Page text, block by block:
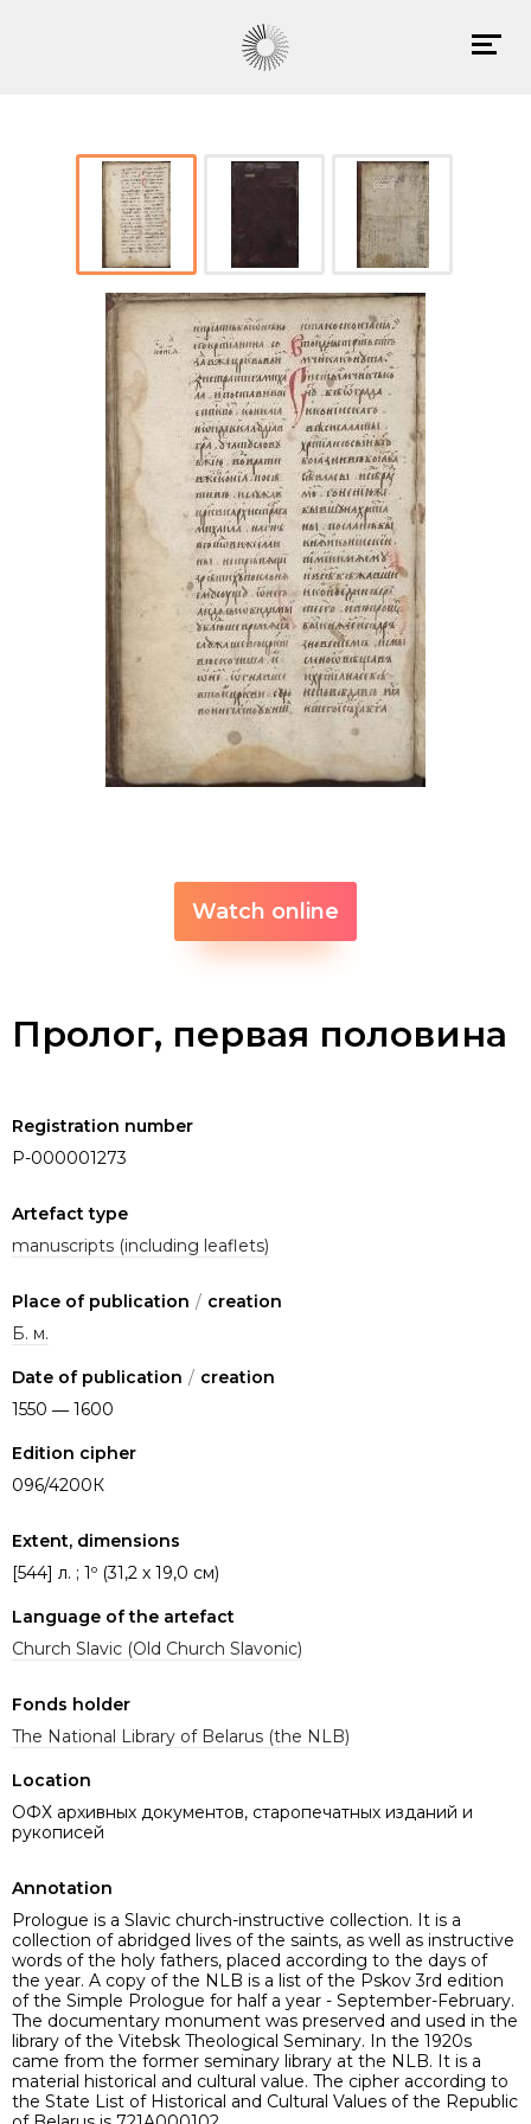
Watch online
Пролог, первая половина
Registration number
P-000001273
Artefact type
manuscripts (including leaflets)
Place of publication / creation
Б. м.
Date of publication / creation
1550 ― 1600
Edition cipher
096/4200К
Extent, dimensions
[544] л. ; 1º (31,2 х 19,0 см)
Language of the artefact
Church Slavic (Old Church Slavonic)
Fonds holder
The National Library of Belarus (the NLB)
Location
ОФХ архивных документов, старопечатных изданий и
рукописей
Annotation
Prologue is a Slavic church-instructive collection. It is a
collection of abridged lives of the saints, as well as instructive
words of the holy fathers, placed according to the days of
the year. A copy of the NLB is a list of the Pskov 3rd edition
of the Simple Prologue for half a year - September-February.
The documentary monument was preserved and used in the
library of the Vitebsk Theological Seminary. In the 1920s
came from the former seminary library at the NLB. It is a
material historical and cultural value. The cipher according to
the State List of Historical and Cultural Values of the Republic